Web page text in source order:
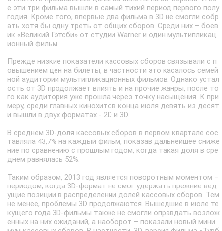
е эти три фильма вышли в самый тихий период первого полу
годия. Кроме того, впервые два фильма в 3D не смогли собр
ать хотя бы одну треть от общих сборов. Среди них – боев
ик «Великий Гэтсби» от студии Warner и один мультипликац
ионный фильм.
Прежде низкие показатели кассовых сборов связывали с п
овышением цен на билеты, в частности это касалось семей
ной аудитории мультипликационных фильмов. Однако устал
ость от 3D продолжает влиять и на прочие жанры, после то
го как аудитория уже прошла через точку насыщения. К при
меру, среди главных кинохитов конца июля девять из десят
и вышли в двух форматах - 2D и 3D.
В среднем 3D-доля кассовых сборов в первом квартале сос
тавляла 43,7% на каждый фильм, показав дальнейшее сниже
ние по сравнению с прошлым годом, когда такая доля в сре
днем равнялась 52%.
Таким образом, 2013 год является поворотным моментом –
периодом, когда 3D-формат не смог удержать прежние вед
ущие позиции в распределении долей кассовых сборов. Тем
не менее, проблемы 3D продолжаются. Вышедшие в июле те
кущего года 3D-фильмы также не смогли оправдать возлож
енных на них ожиданий, а наоборот – показали новый мини